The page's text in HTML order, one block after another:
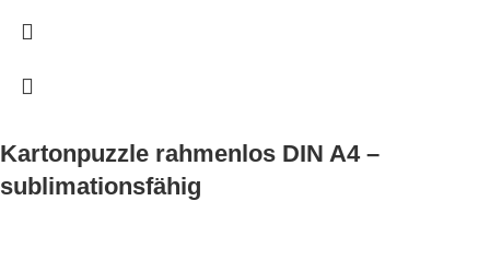
Kartonpuzzle rahmenlos DIN A4 –
sublimationsfähig